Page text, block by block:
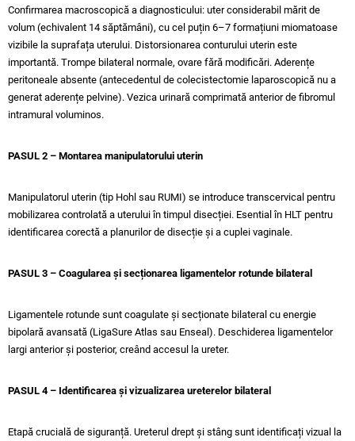
Confirmarea macroscopică a diagnosticului: uter considerabil mărit de
volum (echivalent 14 săptămâni), cu cel puțin 6–7 formațiuni miomatoase
vizibile la suprafața uterului. Distorsionarea conturului uterin este
importantă. Trompe bilateral normale, ovare fără modificări. Aderențe
peritoneale absente (antecedentul de colecistectomie laparoscopică nu a
generat aderențe pelvine). Vezica urinară comprimată anterior de fibromul
intramural voluminos.
PASUL 2 – Montarea manipulatorului uterin
Manipulatorul uterin (tip Hohl sau RUMI) se introduce transcervical pentru
mobilizarea controlată a uterului în timpul disecției. Esential în HLT pentru
identificarea corectă a planurilor de disecție și a cuplei vaginale.
PASUL 3 – Coagularea și secționarea ligamentelor rotunde bilateral
Ligamentele rotunde sunt coagulate și secționate bilateral cu energie
bipolară avansată (LigaSure Atlas sau Enseal). Deschiderea ligamentelor
largi anterior și posterior, creând accesul la ureter.
PASUL 4 – Identificarea și vizualizarea ureterelor bilateral
Etapă crucială de siguranță. Ureterul drept și stâng sunt identificați vizual la